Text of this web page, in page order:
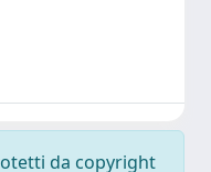
da copyright